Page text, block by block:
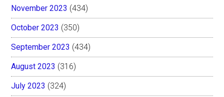
November 2023 (434)
October 2023 (350)
September 2023 (434)
August 2023 (316)
July 2023 (324)